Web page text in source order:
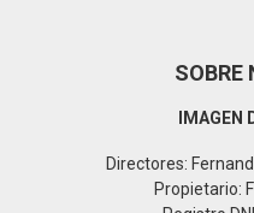
SOBRE
IMAGEN
Directores:
Propietario: